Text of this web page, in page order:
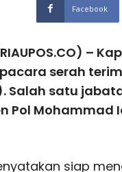
Facebook
–
serah
Salah satu
Pol Mohammad
siap